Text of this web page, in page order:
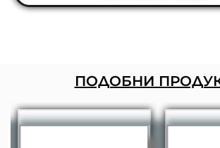
ПОДОБНИ